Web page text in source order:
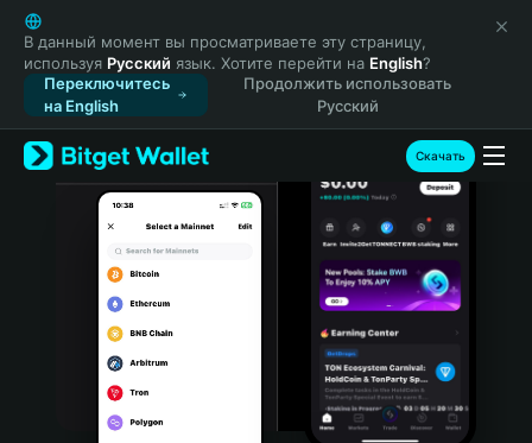
English
日本語
Tiếng Việt
Русский
Español (Latinoamérica)
Türkçe
Italiano
Português (Portugal)
Bahasa Indonesia
В данный момент вы просматриваете эту страницу,
используя Русский язык. Хотите перейти на English?
Переключитесь
на English
Продолжить использовать
Русский
Скачать